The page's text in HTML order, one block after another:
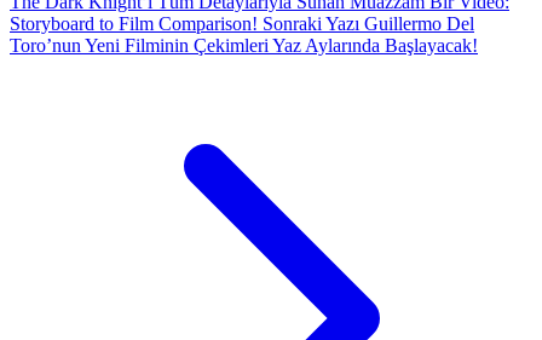
Storyboard to Film Comparison! Sonraki Yazı Guillermo Del
Toro’nun Yeni Filminin Çekimleri Yaz Aylarında Başlayacak!